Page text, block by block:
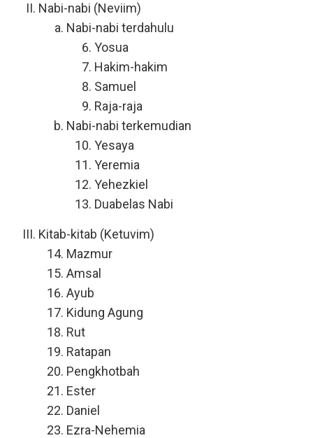
Nabi-nabi (Neviim)
Nabi-nabi terdahulu
Yosua
Hakim-hakim
Samuel
Raja-raja
Nabi-nabi terkemudian
Yesaya
Yeremia
Yehezkiel
Duabelas Nabi
Kitab-kitab (Ketuvim)
Mazmur
Amsal
Ayub
Kidung Agung
Rut
Ratapan
Pengkhotbah
Ester
Daniel
Ezra-Nehemia